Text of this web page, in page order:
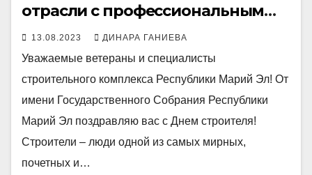
отрасли с профессиональным
праздником
13.08.2023 ДИНАРА ГАНИЕВА
Уважаемые ветераны и специалисты
строительного комплекса Республики Марий Эл! От
имени Государственного Собрания Республики
Марий Эл поздравляю вас с Днем строителя!
Строители – люди одной из самых мирных,
почетных и…